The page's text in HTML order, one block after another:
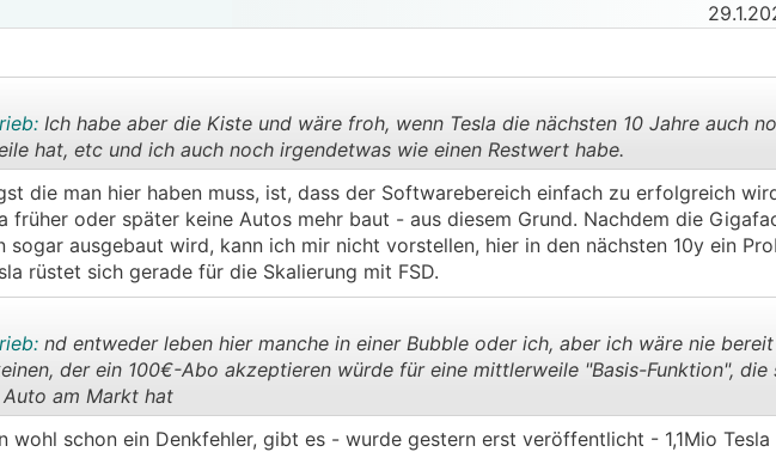
.
Ich habe aber die Kiste und wäre froh, wenn Tesla die nächsten 10 Jahre auch
hat, etc und ich auch noch irgendetwas wie einen Restwert habe.
die man hier haben muss, ist, dass der Softwarebereich einfach zu erfolgreich
früher oder später keine Autos mehr baut - aus diesem Grund. Nachdem die
sogar ausgebaut wird, kann ich mir nicht vorstellen, hier in den nächsten 10y ein
rüstet sich gerade für die Skalierung mit FSD.
..
nd entweder leben hier manche in einer Bubble oder ich, aber ich wäre nie
der ein 100€-Abo akzeptieren würde für eine mittlerweile "Basis-Funktion", die
am Markt hat
wohl schon ein Denkfehler, gibt es - wurde gestern erst veröffentlicht - 1,1Mio Tesla